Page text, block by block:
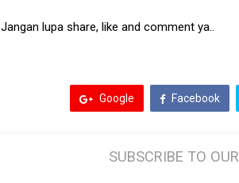
Jangan lupa share, like and comment ya..
Google Facebook
SUBSCRIBE TO OUR